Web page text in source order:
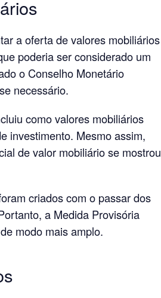
a oferta de valores mobiliários
poderia ser considerado um
o Conselho Monetário
necessário.
como valores mobiliários
investimento. Mesmo assim,
de valor mobiliário se mostrou
criados com o passar dos
a Medida Provisória
modo mais amplo.